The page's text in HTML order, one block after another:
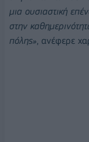
μια ουσιαστική
στην
πόλης», ανέφερε